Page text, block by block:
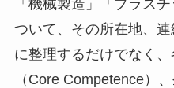
「機械製造」「プラス
ついて、その所在地、
に整理するだけでなく
（Core Competence）